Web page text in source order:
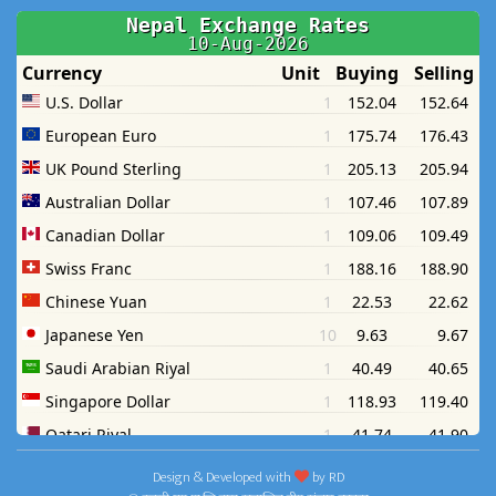
Design & Developed with byRD